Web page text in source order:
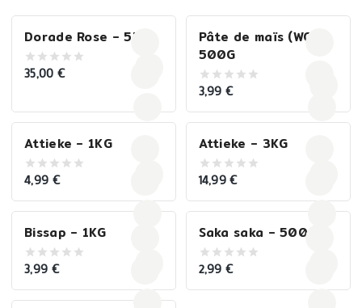
Dorade Rose – 5kg
0
35,00 €
Pâte de maïs (WO) –
500G
0
of
5
3,99€
Attieke – 1KG
0
of
5
4,99 €
Attieke – 3KG
0
of
5
14,99€
Bissap – 1KG
0
of
5
3,99 €
Saka saka – 500 G
0
of
2,99€